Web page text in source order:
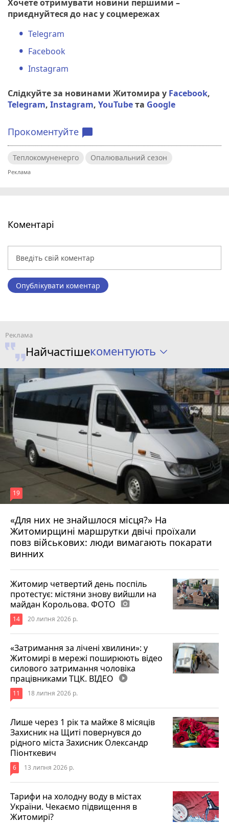
Хочете отримувати новини першими –
приєднуйтеся до нас у соцмережах
Telegram
Facebook
Instagram
Слідкуйте за новинами Житомира у Facebook,
Telegram, Instagram, YouTubeта Google
Прокоментуйте chat_bubble
Теплокомуненерго Опалювальний сезон
Коментарі
Опублікувати коментар
Найчастішекоментують
«Для них не знайшлося місця?» На
Житомирщині маршрутки двічі проїхали
повз військових: люди вимагають покарати
винних
19
17 липня 2026 р.
Житомир четвертий день поспіль
протестує: містяни знову вийшли на
майдан Корольова. ФОТО photo_camera
14 20 липня 2026 р.
«Затримання за лічені хвилини»: у
Житомирі в мережі поширюють відео
силового затримання чоловіка
працівниками ТЦК. ВІДЕО play_circle_filled
11 18 липня 2026 р.
Лише через 1 рік та майже 8 місяців
Захисник на Щиті повернувся до
рідного міста Захисник Олександр
Піонткевич
6 13 липня 2026 р.
Тарифи на холодну воду в містах
України. Чекаємо підвищення в
Житомирі?